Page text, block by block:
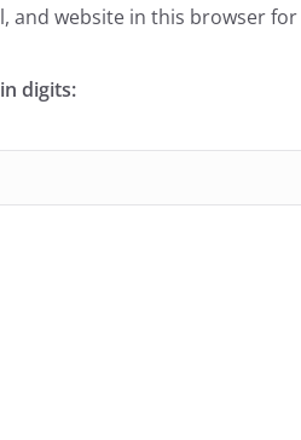
and website in this browser
digits: